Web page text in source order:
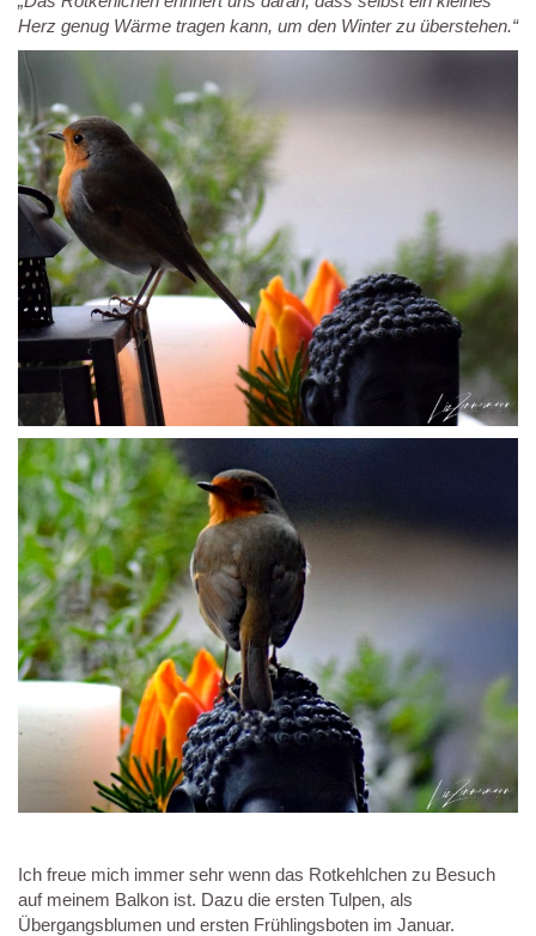
Herz genug Wärme tragen kann, um den Winter zu überstehen.“
Ich freue mich immer sehr wenn das Rotkehlchen zu Besuch
auf meinem Balkon ist. Dazu die ersten Tulpen, als
Übergangsblumen und ersten Frühlingsboten im Januar.